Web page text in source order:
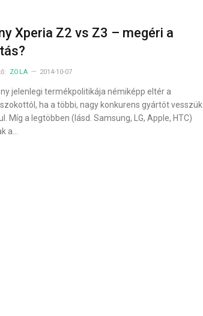
Xperia Z2 vs Z3 – megéri a
ZOLA 2014-10-07
jelenlegi termékpolitikája némiképp eltér a
ha a többi, nagy konkurens gyártót vesszük
Míg a legtöbben (lásd. Samsung, LG, Apple, HTC)
a…